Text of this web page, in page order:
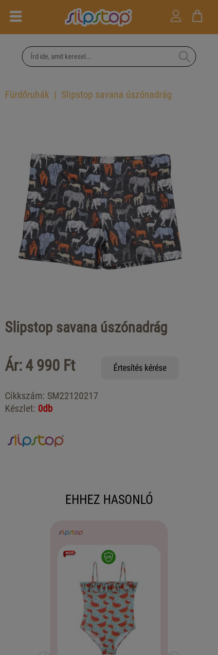
Fürdőruhák Slipstop savana úszónadrág
Slipstop savana úszónadrág
Ár: 4 990 Ft Értesítés kérése
Cikkszám: SM22120217
Készlet: 0db
EHHEZ HASONLÓ